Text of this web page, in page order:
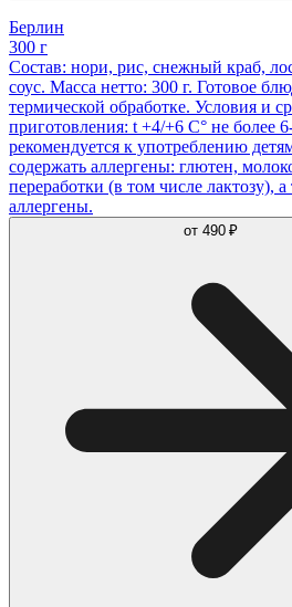
Берлин
300 г
Состав: нори, рис, снежный краб,
соус. Масса нетто: 300 г. Готовое
термической обработке. Условия и
приготовления: t +4/+6 С° не более
рекомендуется к употреблению
содержать аллергены: глютен,
переработки (в том числе лактозу),
аллергены.
от 490 ₽